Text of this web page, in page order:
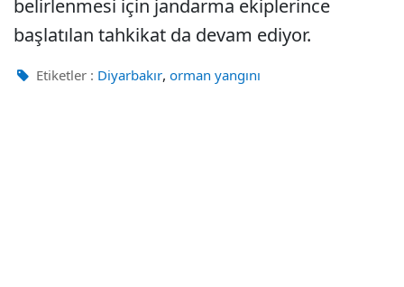
belirlenmesi için jandarma ekiplerince
başlatılan tahkikat da devam ediyor.
Etiketler : Diyarbakır, orman yangını